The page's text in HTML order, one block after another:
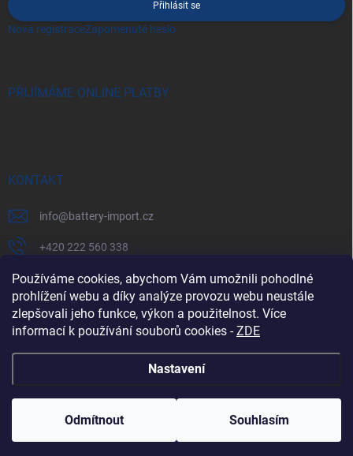
Používáme cookies, abychom Vám umožnili pohodlné
prohlížení webu a díky analýze provozu webu neustále
zlepšovali jeho funkce, výkon a použitelnost. Více
informací k používání souborů cookies -ZDE
Nastavení
Odmítnout Souhlasím
Přihlásit se
Nová registraceZapomenuté heslo
PŘIJÍMÁME ONLINE PLATBY
KONTAKT
info@battery-import.cz
+420 222 560 338
+420 774 969 705
Zboží.cz Heureka.cz Battery Import SK REKLAMACE
Vytvořil Shoptet
Copyright 2026 . Všechna práva vyhrazena.